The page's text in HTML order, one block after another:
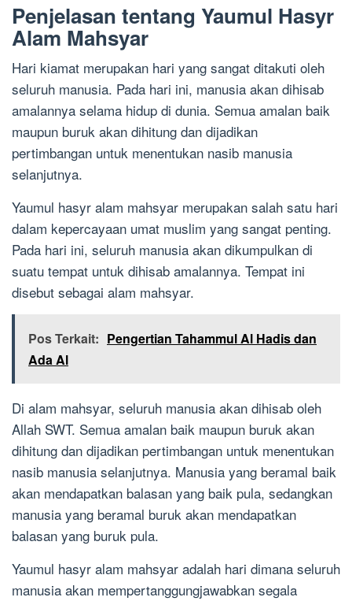
Penjelasan tentang Yaumul Hasyr
Alam Mahsyar
Hari kiamat merupakan hari yang sangat ditakuti oleh
seluruh manusia. Pada hari ini, manusia akan dihisab
amalannya selama hidup di dunia. Semua amalan baik
maupun buruk akan dihitung dan dijadikan
pertimbangan untuk menentukan nasib manusia
selanjutnya.
Yaumul hasyr alam mahsyar merupakan salah satu hari
dalam kepercayaan umat muslim yang sangat penting.
Pada hari ini, seluruh manusia akan dikumpulkan di
suatu tempat untuk dihisab amalannya. Tempat ini
disebut sebagai alam mahsyar.
Pos Terkait: Pengertian Tahammul Al Hadis dan
Ada Al
Di alam mahsyar, seluruh manusia akan dihisab oleh
Allah SWT. Semua amalan baik maupun buruk akan
dihitung dan dijadikan pertimbangan untuk menentukan
nasib manusia selanjutnya. Manusia yang beramal baik
akan mendapatkan balasan yang baik pula, sedangkan
manusia yang beramal buruk akan mendapatkan
balasan yang buruk pula.
Yaumul hasyr alam mahsyar adalah hari dimana seluruh
manusia akan mempertanggungjawabkan segala